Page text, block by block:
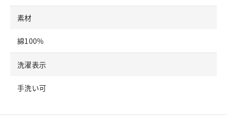
素材
綿100%
洗濯表示
手洗い可